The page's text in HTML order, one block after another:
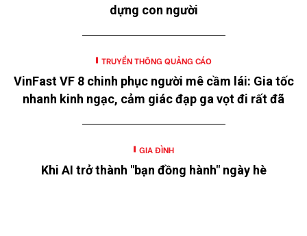
dựng con người
TRUYỀN THÔNG QUẢNG CÁO
VinFast VF 8 chinh phục người mê cầm lái: Gia tốc
nhanh kinh ngạc, cảm giác đạp ga vọt đi rất đã
GIA ĐÌNH
Khi AI trở thành "bạn đồng hành" ngày hè